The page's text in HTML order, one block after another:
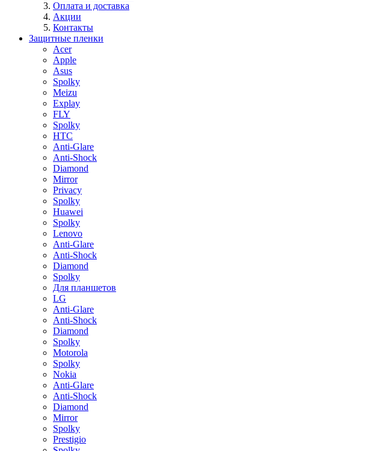
Оплата и доставка
Акции
Контакты
Защитные пленки
Acer
Apple
Asus
Spolky
Meizu
Explay
FLY
Spolky
HTC
Anti-Glare
Anti-Shock
Diamond
Mirror
Privacy
Spolky
Huawei
Spolky
Lenovo
Anti-Glare
Anti-Shock
Diamond
Spolky
Для планшетов
LG
Anti-Glare
Anti-Shock
Diamond
Spolky
Motorola
Spolky
Nokia
Anti-Glare
Anti-Shock
Diamond
Mirror
Spolky
Prestigio